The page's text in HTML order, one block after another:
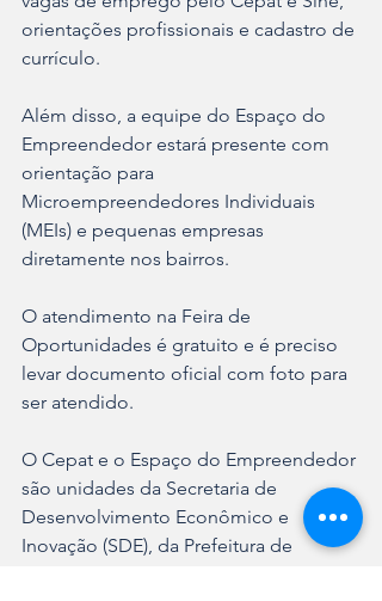
orientações profissionais e cadastro de
currículo.
Além disso, a equipe do Espaço do
Empreendedor estará presente com
orientação para
Microempreendedores Individuais
(MEIs) e pequenas empresas
diretamente nos bairros.
O atendimento na Feira de
Oportunidades é gratuito e é preciso
levar documento oficial com foto para
ser atendido.
O Cepat e o Espaço do Empreendedor
são unidades da Secretaria de
Desenvolvimento Econômico e
Inovação (SDE), da Prefeitura de